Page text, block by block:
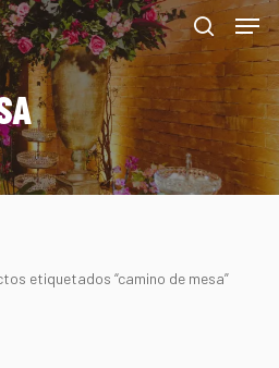
search
Menu
etiquetados “camino de mesa”
Close
Filters
Menu